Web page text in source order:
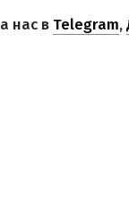
нас в Telegram,